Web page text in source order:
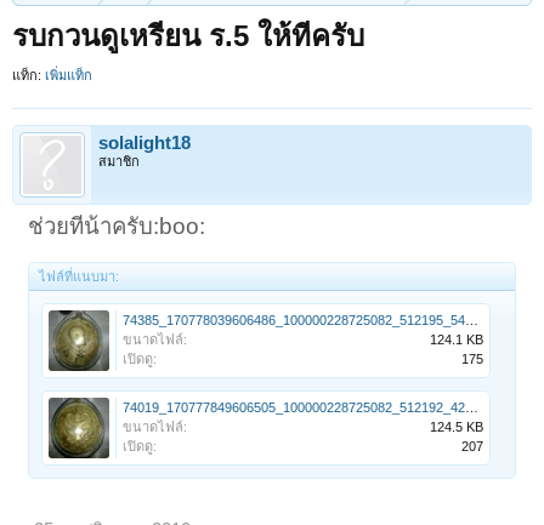
รบกวนดูเหรียน ร.5 ให้ทีครับ
แท็ก: เพิ่มแท็ก
solalight18
สมาชิก
ช่วยทีน้าครับ:boo:
ไฟล์ที่แนบมา:
ขนาดไฟล์:
124.1 KB
เปิดดู:
175
ขนาดไฟล์:
124.5 KB
เปิดดู:
207